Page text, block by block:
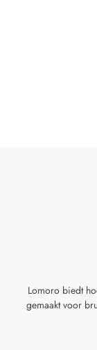
Lomoro biedt
gemaakt voor